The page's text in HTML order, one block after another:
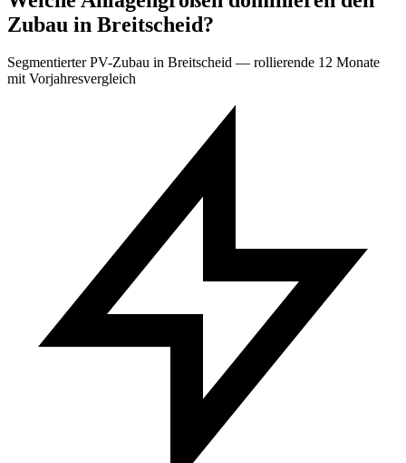
Zubau in Breitscheid?
Segmentierter PV-Zubau in Breitscheid — rollierende 12 Monate
mit Vorjahresvergleich